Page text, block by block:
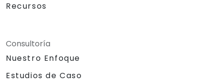
Recursos
Consultoría
Nuestro Enfoque
Estudios de Caso